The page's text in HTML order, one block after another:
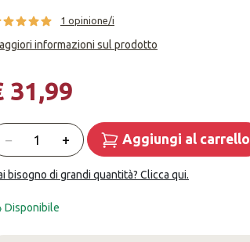
1 opinione/i
informazioni sul prodotto
31,99
− + Aggiungi al carrello
bisogno di grandi quantità? Clicca qui.
Disponibile